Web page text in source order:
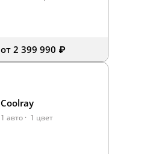
от 2 399 990 ₽
Coolray
1 авто · 1 цвет